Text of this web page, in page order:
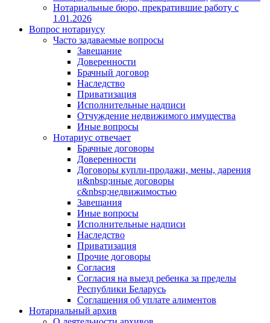
Нотариальные бюро, прекратившие работу с
1.01.2026
Вопрос нотариусу
Часто задаваемые вопросы
Завещание
Доверенности
Брачный договор
Наследство
Приватизация
Исполнительные надписи
Отчуждение недвижимого имущества
Иные вопросы
Нотариус отвечает
Брачные договоры
Доверенности
Договоры купли-продажи, мены, дарения
и&nbsp;иные договоры
с&nbsp;недвижимостью
Завещания
Иные вопросы
Исполнительные надписи
Наследство
Приватизация
Прочие договоры
Согласия
Согласия на выезд ребенка за пределы
Республики Беларусь
Соглашения об уплате алиментов
Нотариальный архив